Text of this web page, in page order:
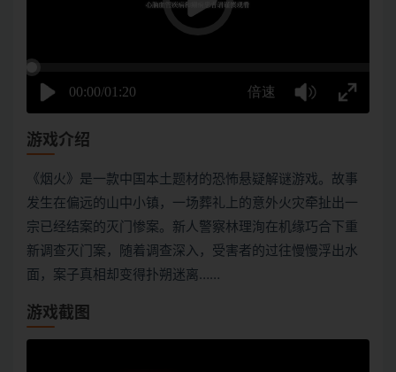
游戏介绍
《烟火》是一款中国本土题材的恐怖悬疑解谜游戏。故事
发生在偏远的山中小镇，一场葬礼上的意外火灾牵扯出一
宗已经结案的灭门惨案。新人警察林理洵在机缘巧合下重
新调查灭门案，随着调查深入，受害者的过往慢慢浮出水
面，案子真相却变得扑朔迷离……
游戏截图